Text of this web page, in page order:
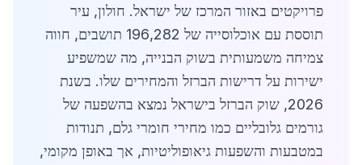
פרויקטים באזור המרכז של ישראל. חולון, עיר
תוססת עם אוכלוסייה של 196,282 תושבים, חווה
צמיחה משמעותית בשוק הבנייה, מה שמשפיע
ישירות על דרישות הברזל והמחירים שלו. בשנת
2026, שוק הברזל בישראל נמצא בהשפעה של
גורמים גלובליים כמו מחירי חומרי גלם, תנודות
במטבעות והשפעות גיאופוליטיות, אך באופן מקומי,